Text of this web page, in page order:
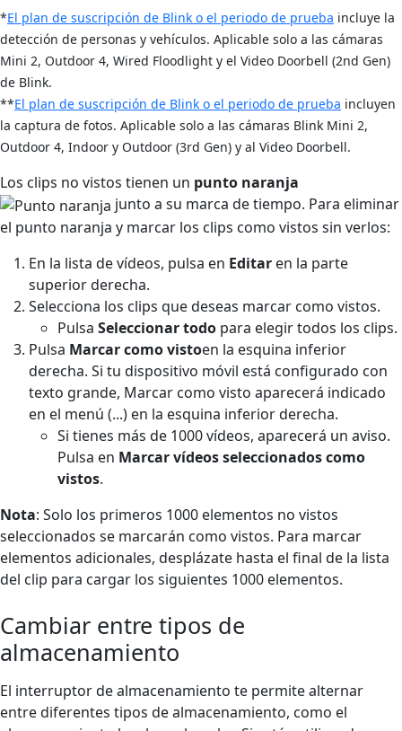
*El plan de suscripción de Blink o el periodo de prueba incluye la
detección de personas y vehículos. Aplicable solo a las cámaras
Mini 2, Outdoor 4, Wired Floodlight y el Video Doorbell (2nd Gen)
de Blink.
**El plan de suscripción de Blink o el periodo de prueba incluyen
la captura de fotos. Aplicable solo a las cámaras Blink Mini 2,
Outdoor 4, Indoor y Outdoor (3rd Gen) y al Video Doorbell.
Los clips no vistos tienen un punto naranja
junto a su marca de tiempo. Para eliminar
el punto naranja y marcar los clips como vistos sin verlos:
En la lista de vídeos, pulsa en Editar en la parte
superior derecha.
Selecciona los clips que deseas marcar como vistos.
Pulsa Seleccionar todo para elegir todos los clips.
Pulsa Marcar como vistoen la esquina inferior
derecha. Si tu dispositivo móvil está configurado con
texto grande, Marcar como visto aparecerá indicado
en el menú (...) en la esquina inferior derecha.
Si tienes más de 1000 vídeos, aparecerá un aviso.
Pulsa en Marcar vídeos seleccionados como
vistos.
Nota: Solo los primeros 1000 elementos no vistos
seleccionados se marcarán como vistos. Para marcar
elementos adicionales, desplázate hasta el final de la lista
del clip para cargar los siguientes 1000 elementos.
Cambiar entre tipos de
almacenamiento
El interruptor de almacenamiento te permite alternar
entre diferentes tipos de almacenamiento, como el